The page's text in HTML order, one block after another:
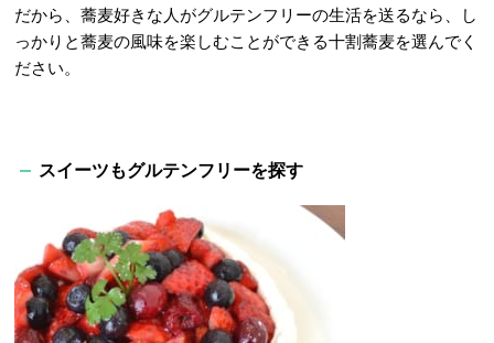
だから、蕎麦好きな人がグルテンフリーの生活を送るなら、し
っかりと蕎麦の風味を楽しむことができる十割蕎麦を選んでく
ださい。
スイーツもグルテンフリーを探す